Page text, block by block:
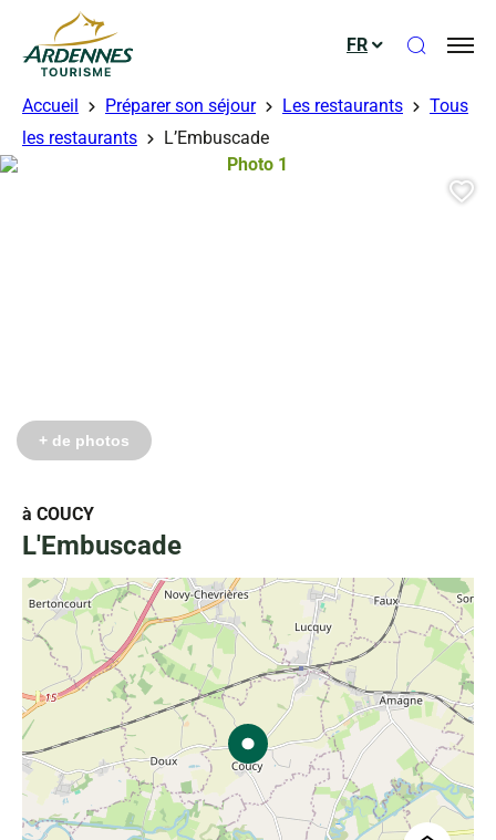
ADT des Ardennes
FR Ouvrir
Accueil Préparer son séjour Les restaurants
Tous
les restaurants
L’Embuscade
à COUCY
L'Embuscade
Photo 1, © Droits gérés – Mathis
+ de photos